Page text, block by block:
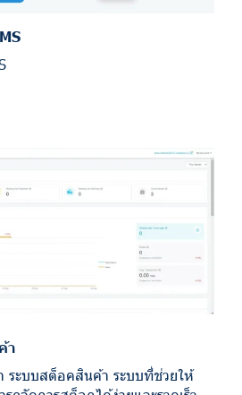
า
ระบบสต็อคสินค้า ระบบที่ช่วยให้